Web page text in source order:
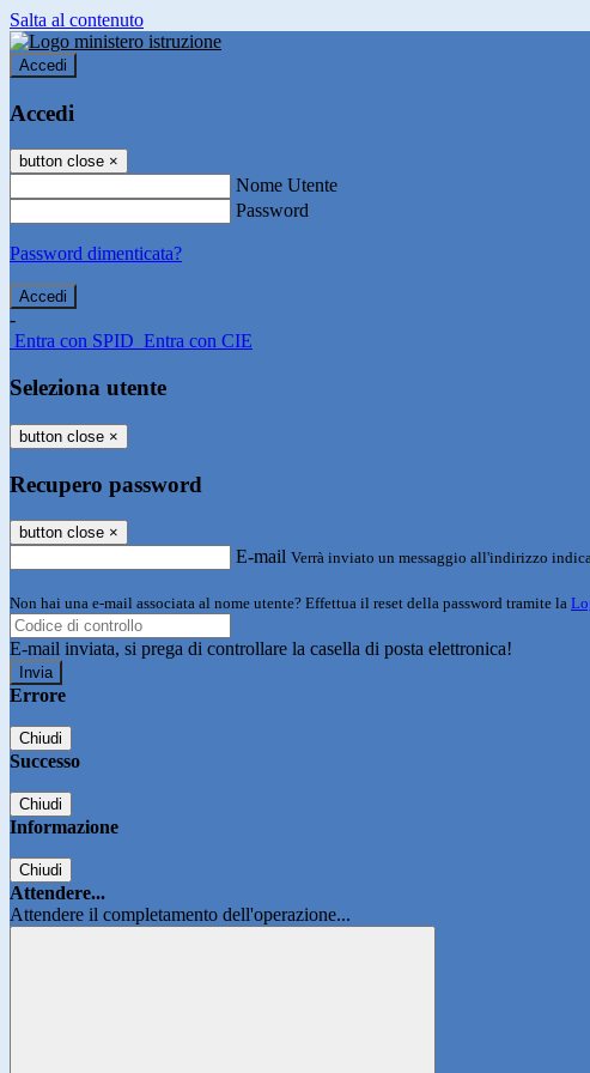
Salta al contenuto
Accedi
Accedi
button close ×
Nome Utente
Password
Password dimenticata?
-
Entra con SPID Entra con CIE
Seleziona utente
button close ×
Recupero password
button close ×
E-mail Verrà inviato un messaggio all'indirizzo
Non hai una e-mail associata al nome utente? Effettua il reset della password tramite la
E-mail inviata, si prega di controllare la casella di posta elettronica!
Errore
Chiudi
Successo
Chiudi
Informazione
Chiudi
Attendere...
Attendere il completamento dell'operazione...